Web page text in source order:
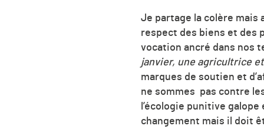
Je partage la colère
respect des biens et des
vocation ancré dans nos
janvier, une agricultrice
marques de soutien et
ne sommes pas contre
l’écologie punitive
changement mais il doit